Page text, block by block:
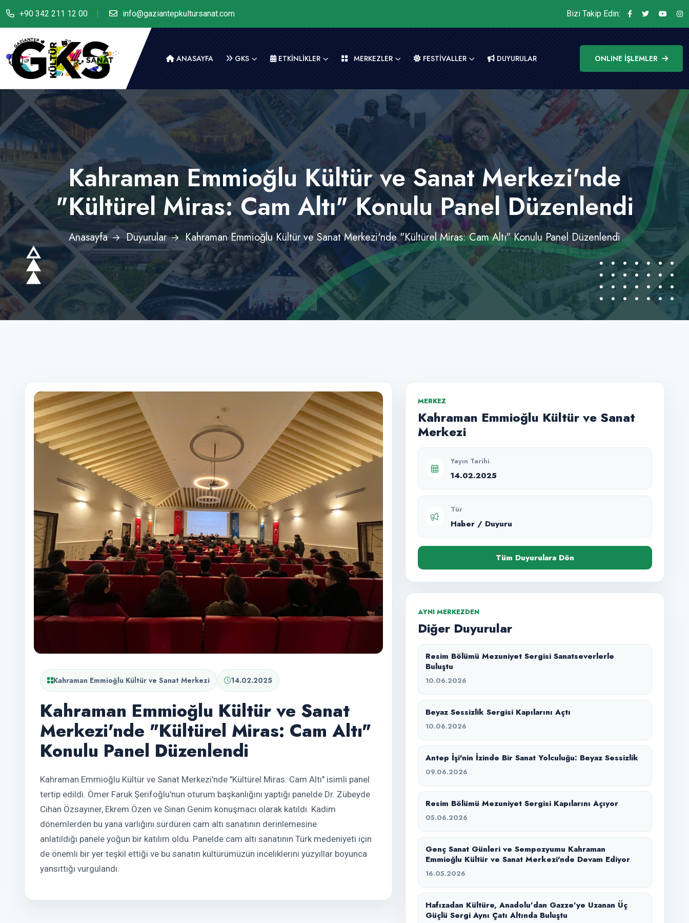
+90 342 211 12 00 info@gaziantepkultursanat.com Bizi Takip Edin:
ANASAYFA GKS ETKİNLİKLER MERKEZLER FESTİVALLER DUYURULAR ONLINE İŞLEMLER
Kahraman Emmioğlu Kültür ve Sanat Merkezi'nde
"Kültürel Miras: Cam Altı" Konulu Panel Düzenlendi
Anasayfa Duyurular Kahraman Emmioğlu Kültür ve Sanat Merkezi'nde "Kültürel Miras: Cam Altı" Konulu Panel Düzenlendi
Kahraman Emmioğlu Kültür ve Sanat Merkezi 14.02.2025
Kahraman Emmioğlu Kültür ve Sanat
Merkezi'nde "Kültürel Miras: Cam Altı"
Konulu Panel Düzenlendi
Kahraman Emmioğlu Kültür ve Sanat Merkezi'nde "Kültürel Miras: Cam Altı" isimli panel
tertip edildi. Ömer Faruk Şerifoğlu'nun oturum başkanlığını yaptığı panelde Dr. Zübeyde
Cihan Özsayıner, Ekrem Özen ve Sinan Genim konuşmacı olarak katıldı. Kadim
dönemlerden bu yana varlığını sürdüren cam altı sanatının derinlemesine
anlatıldığı panele yoğun bir katılım oldu. Panelde cam altı sanatının Türk medeniyeti için
de önemli bir yer teşkil ettiği ve bu sanatın kültürümüzün inceliklerini yüzyıllar boyunca
yansıttığı vurgulandı.
MERKEZ
Kahraman Emmioğlu Kültür ve Sanat
Merkezi
Yayın Tarihi
14.02.2025
Tür
Haber / Duyuru
Tüm Duyurulara Dön
AYNI MERKEZDEN
Diğer Duyurular
Resim Bölümü Mezuniyet Sergisi Sanatseverlerle
Buluştu
10.06.2026
Beyaz Sessizlik Sergisi Kapılarını Açtı
10.06.2026
Antep İşi'nin İzinde Bir Sanat Yolculuğu: Beyaz Sessizlik
09.06.2026
Resim Bölümü Mezuniyet Sergisi Kapılarını Açıyor
05.06.2026
Genç Sanat Günleri ve Sempozyumu Kahraman
Emmioğlu Kültür ve Sanat Merkezi'nde Devam Ediyor
16.05.2026
Hafızadan Kültüre, Anadolu’dan Gazze’ye Uzanan Üç
Güçlü Sergi Aynı Çatı Altında Buluştu